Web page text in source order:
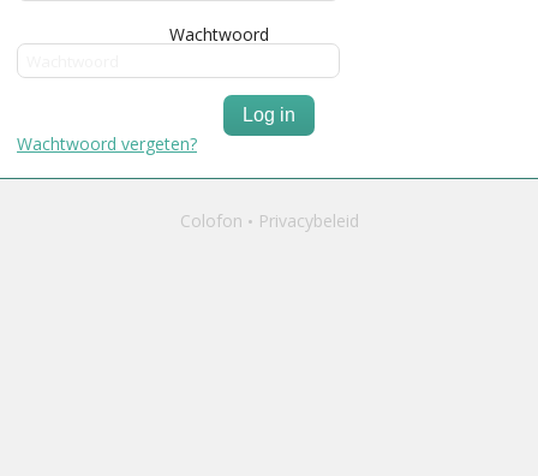
Wachtwoord
Log in
Wachtwoord vergeten?
Colofon Privacybeleid